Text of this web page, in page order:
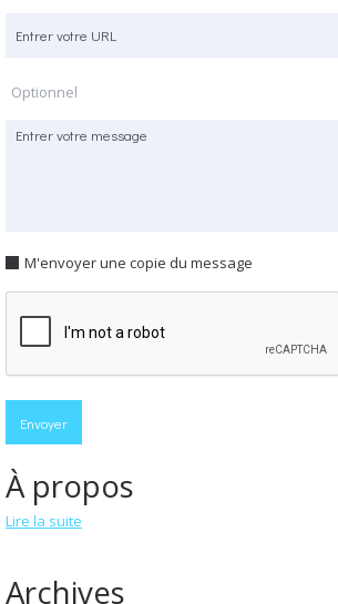
Optionnel
M'envoyer une copie du message
À propos
Lire la suite
Archives